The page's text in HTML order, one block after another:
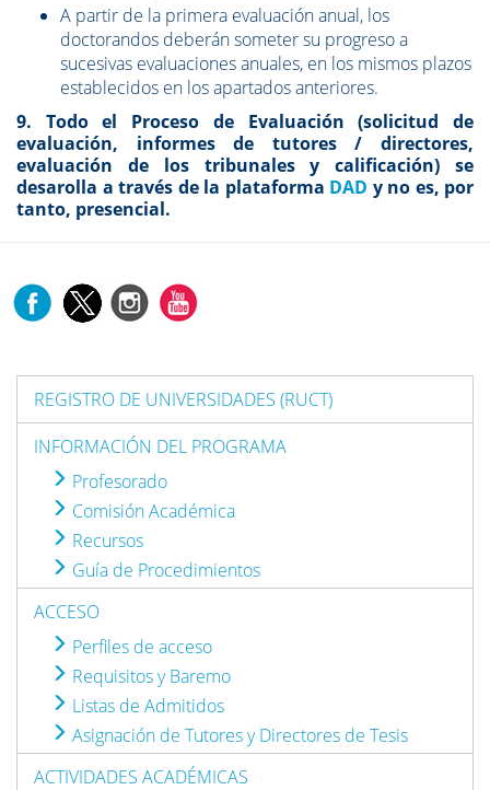
A partir de la primera evaluación anual, los
doctorandos deberán someter su progreso a
sucesivas evaluaciones anuales, en los mismos plazos
establecidos en los apartados anteriores.
9. Todo el Proceso de Evaluación (solicitud de
evaluación, informes de tutores / directores,
evaluación de los tribunales y calificación) se
desarolla a través de la plataforma DAD y no es, por
tanto, presencial.
REGISTRO DE UNIVERSIDADES (RUCT)
INFORMACIÓN DEL PROGRAMA
Profesorado
Comisión Académica
Recursos
Guía de Procedimientos
ACCESO
Perfiles de acceso
Requisitos y Baremo
Listas de Admitidos
Asignación de Tutores y Directores de Tesis
ACTIVIDADES ACADÉMICAS